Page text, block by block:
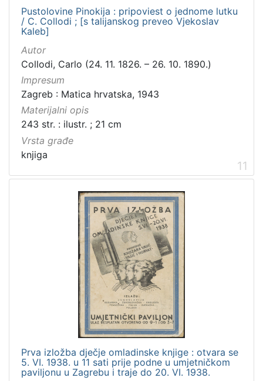
Pustolovine Pinokija : pripoviest o jednome lutku
/ C. Collodi ; [s talijanskog preveo Vjekoslav
Kaleb]
Autor
Collodi, Carlo (24. 11. 1826. – 26. 10. 1890.)
Impresum
Zagreb : Matica hrvatska, 1943
Materijalni opis
243 str. : ilustr. ; 21 cm
Vrsta građe
knjiga
11
Prva izložba dječje omladinske knjige : otvara se
5. VI. 1938. u 11 sati prije podne u umjetničkom
paviljonu u Zagrebu i traje do 20. VI. 1938.